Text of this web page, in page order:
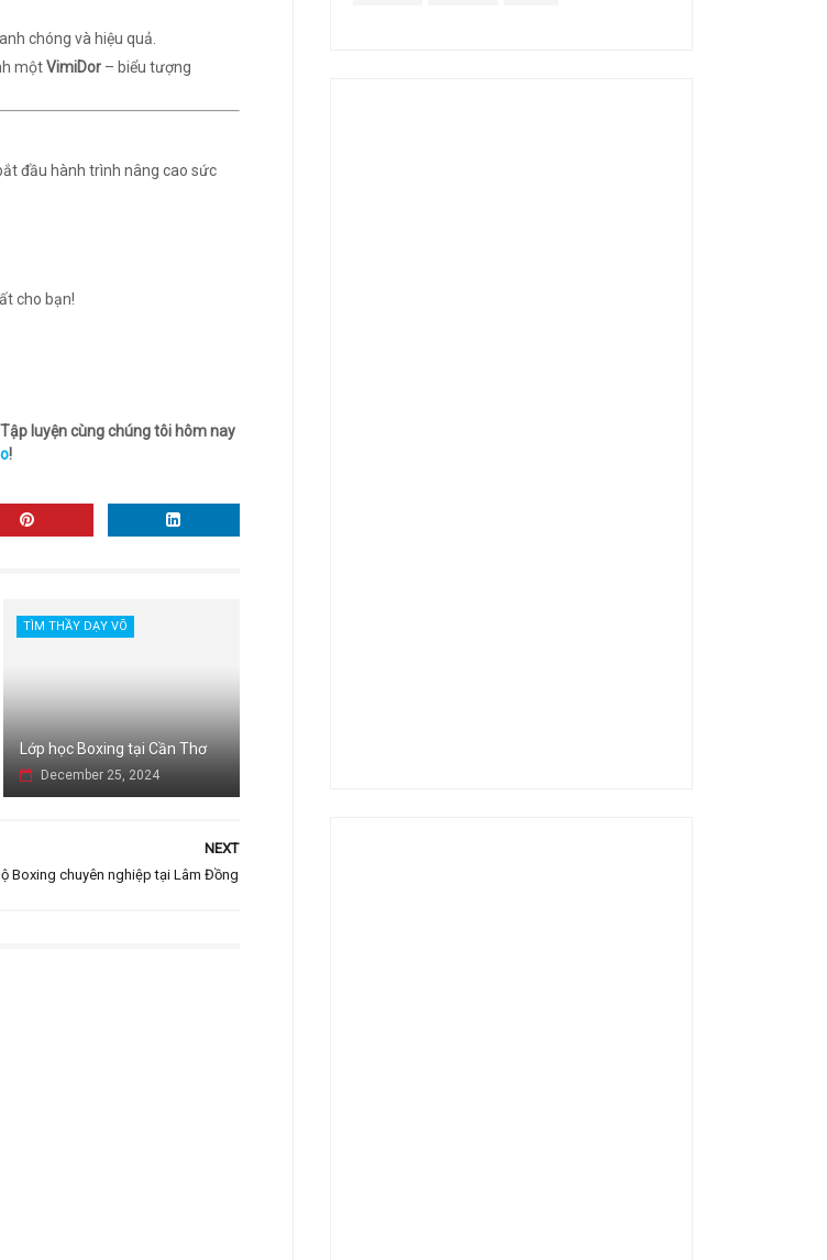
chóng và hiệu quả.
mộtVimiDor – biểu tượng
đầu hành trình nâng cao sức
cho bạn!
luyện cùng chúng tôi hôm nay
!
TÌM THẦY DẠY VÕ
Lớp học Boxing tại Cần Thơ
December 25, 2024
NEXT
Boxing chuyên nghiệp tại Lâm Đồng